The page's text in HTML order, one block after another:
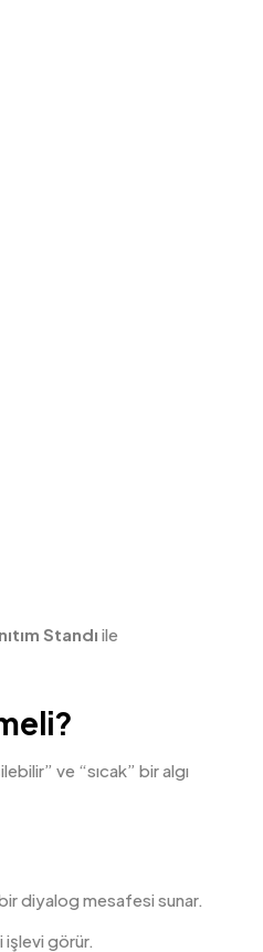
Standı ile
ve “sıcak” bir algı
diyalog mesafesi sunar.
işlevi görür.